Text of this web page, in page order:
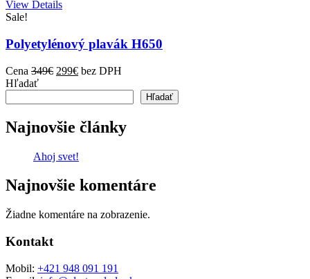
View Details
Sale!
Polyetylénový plavák H650
Cena 349€ 299€ bez DPH
Hľadať
Hľadať
Najnovšie články
Ahoj svet!
Najnovšie komentáre
Žiadne komentáre na zobrazenie.
Kontakt
Mobil: +421 948 091 191